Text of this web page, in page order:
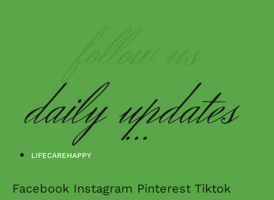
follow us
dailyupdates
...
LIFECAREHAPPY
Facebook Instagram Pinterest Tiktok